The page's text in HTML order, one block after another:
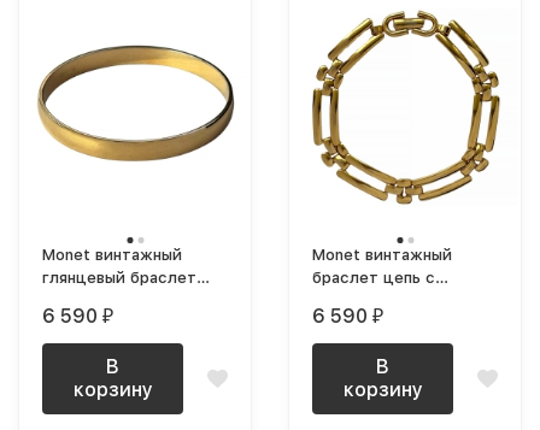
Monet винтажный
глянцевый браслет
6 590 ₽
В
корзину
Monet винтажный
браслет цепь с
6 590 ₽
В
корзину